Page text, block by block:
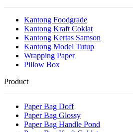
Kantong Foodgrade
Kantong Kraft Coklat
Kantong Kertas Samson
Kantong Model Tutup
Wrapping Paper
Pillow Box
Product
Paper Bag Doff
Paper Bag Glossy
Paper Bag Handle Pond